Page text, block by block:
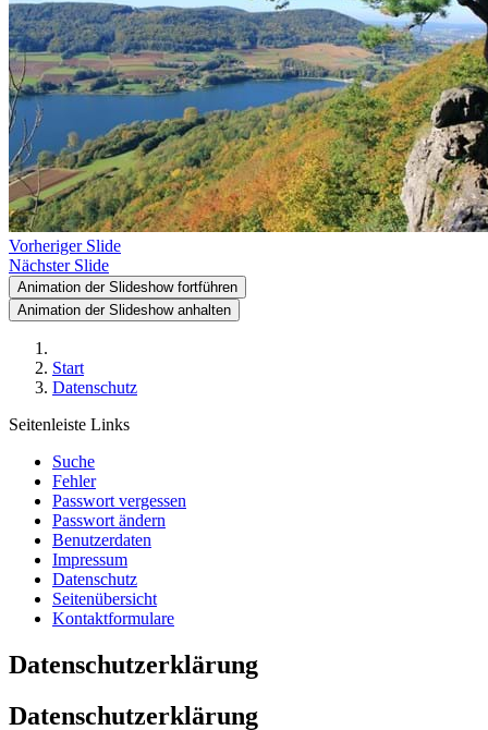
Vorheriger Slide
Nächster Slide
Animation der Slideshow fortführen
Animation der Slideshow anhalten
Start
Datenschutz
Seitenleiste Links
Suche
Fehler
Passwort vergessen
Passwort ändern
Benutzerdaten
Impressum
Datenschutz
Seitenübersicht
Kontaktformulare
Datenschutzerklärung
Datenschutz­erklärung